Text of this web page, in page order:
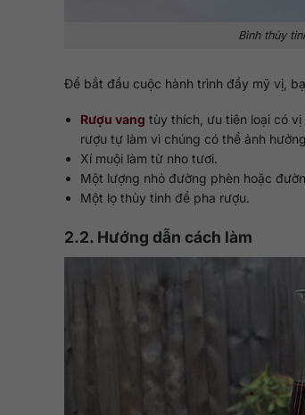
Bình thủy
Để bắt đầu cuộc hành trình đầy mỹ vị,
Rượu vang tùy thích, ưu tiên loại có
rượu tự làm vì chúng có thể ảnh
Xí muội làm từ nho tươi.
Một lượng nhỏ đường phèn hoặc
Một lọ thủy tinh để pha rượu.
2.2. Hướng dẫn cách làm